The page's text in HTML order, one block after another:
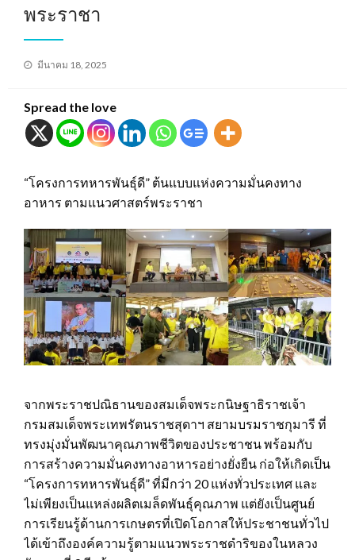
พระราชา
Posted
มีนาคม 18, 2025
Spread the love
“โครงการทหารพันธุ์ดี” ต้นแบบแห่งความมั่นคงทาง
อาหาร ตามแนวศาสตร์พระราชา
จากพระราชปณิธานของสมเด็จพระกนิษฐาธิราชเจ้า
กรมสมเด็จพระเทพรัตนราชสุดาฯ สยามบรมราชกุมารี ที่
ทรงมุ่งมั่นพัฒนาคุณภาพชีวิตของประชาชน พร้อมกับ
การสร้างความมั่นคงทางอาหารอย่างยั่งยืน ก่อให้เกิดเป็น
“โครงการทหารพันธุ์ดี” ที่มีกว่า 20 แห่งทั่วประเทศ และ
ไม่เพียงเป็นแหล่งผลิตเมล็ดพันธุ์คุณภาพ แต่ยังเป็นศูนย์
การเรียนรู้ด้านการเกษตรที่เปิดโอกาสให้ประชาชนทั่วไป
ได้เข้าถึงองค์ความรู้ตามแนวพระราชดำริของในหลวง